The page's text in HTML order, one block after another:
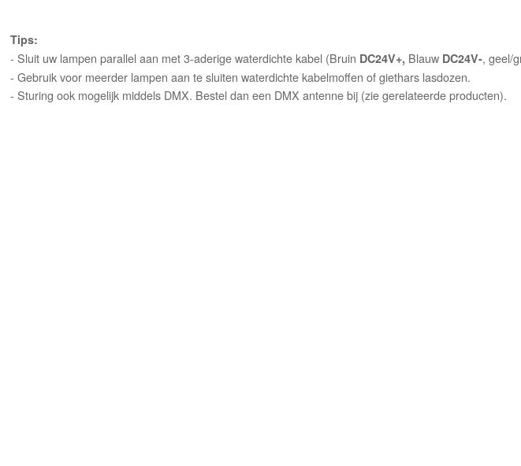
Tips:
- Sluit uw lampen parallel aan met 3-aderige waterdichte kabel (Bruin DC24V+, Blauw DC24V-, geel/
- Gebruik voor meerder lampen aan te sluiten waterdichte kabelmoffen of giethars lasdozen.
- Sturing ook mogelijk middels DMX. Bestel dan een DMX antenne bij (zie gerelateerde producten).